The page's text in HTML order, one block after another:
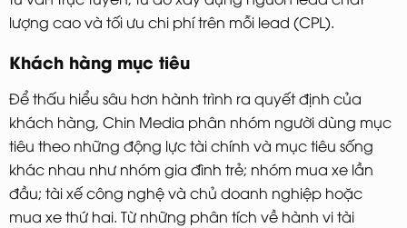
lượng cao và tối ưu chi phí trên mỗi lead (CPL).
Khách hàng mục tiêu
Để thấu hiểu sâu hơn hành trình ra quyết định của
khách hàng, Chin Media phân nhóm người dùng mục
tiêu theo những động lực tài chính và mục tiêu sống
khác nhau như nhóm gia đình trẻ; nhóm mua xe lần
đầu; tài xế công nghệ và chủ doanh nghiệp hoặc
mua xe thứ hai. Từ những phân tích về hành vi tài